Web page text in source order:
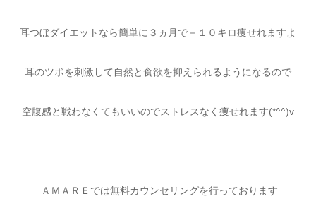
耳つぼダイエットなら簡単に３ヵ月で－１０キロ痩せれますよ
耳のツボを刺激して自然と食欲を抑えられるようになるので
空腹感と戦わなくてもいいのでストレスなく痩せれます(*^^)v
ＡＭＡＲＥでは無料カウンセリングを行っております